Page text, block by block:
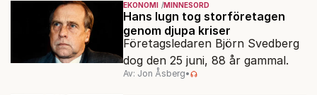
EKONOMI MINNESORD
Hans lugn tog storföretagen
genom djupa kriser
Företagsledaren Björn Svedberg
dog den 25 juni, 88 år gammal.
Av: Jon Åsberg•